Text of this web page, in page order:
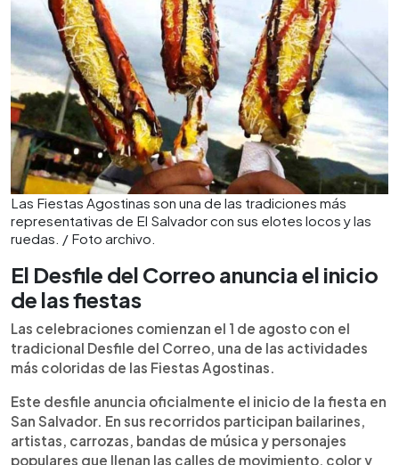
Las Fiestas Agostinas son una de las tradiciones más
representativas de El Salvador con sus elotes locos y las
ruedas. / Foto archivo.
El Desfile del Correo anuncia el inicio
de las fiestas
Las celebraciones comienzan el 1 de agosto con el
tradicional Desfile del Correo, una de las actividades
más coloridas de las Fiestas Agostinas.
Este desfile anuncia oficialmente el inicio de la fiesta en
San Salvador. En sus recorridos participan bailarines,
artistas, carrozas, bandas de música y personajes
populares que llenan las calles de movimiento, color y